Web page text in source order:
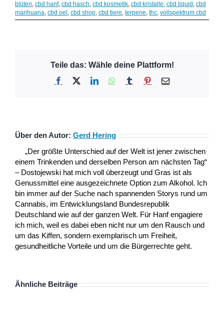
blüten, cbd hanf, cbd hasch, cbd kosmetik, cbd kristalle, cbd liquid , cbd
marihuana, cbd oel , cbd shop, cbd tiere, terpene, thc, vollspektrum cbd
Teile das: Wähle deine Plattform!
Facebook LinkedInWhatsApp
Tumblr Pinterest
E-
Über den Autor: Gerd Hering
„Der größte Unterschied auf der Welt ist jener zwischen
einem Trinkenden und derselben Person am nächsten Tag“
– Dostojewski hat mich voll überzeugt und Gras ist als
Genussmittel eine ausgezeichnete Option zum Alkohol. Ich
bin immer auf der Suche nach spannenden Storys rund um
Cannabis, im Entwicklungsland Bundesrepublik
Deutschland wie auf der ganzen Welt. Für Hanf engagiere
ich mich, weil es dabei eben nicht nur um den Rausch und
um das Kiffen, sondern exemplarisch um Freiheit,
gesundheitliche Vorteile und um die Bürgerrechte geht.
Ähnliche Beiträge